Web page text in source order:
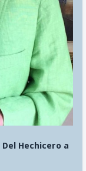
Del Hechicero a